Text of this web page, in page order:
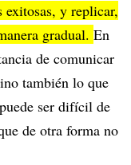
y replicar,
gradual. En
de comunicar
también lo que
ser difícil de
de otra forma no